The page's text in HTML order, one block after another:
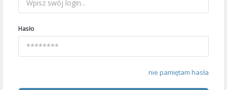
Hasło
nie pamiętam hasła